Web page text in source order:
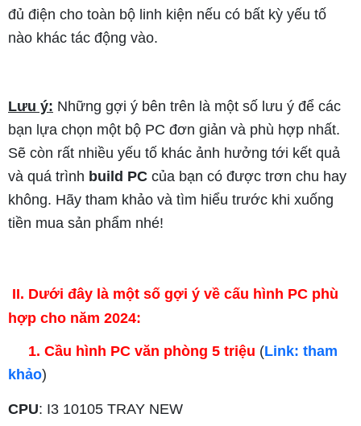
đủ điện cho toàn bộ linh kiện nếu có bất kỳ yếu tố
nào khác tác động vào.
Lưu ý: Những gợi ý bên trên là một số lưu ý để các
bạn lựa chọn một bộ PC đơn giản và phù hợp nhất.
Sẽ còn rất nhiều yếu tố khác ảnh hưởng tới kết quả
và quá trình build PC của bạn có được trơn chu hay
không. Hãy tham khảo và tìm hiểu trước khi xuống
tiền mua sản phẩm nhé!
II. Dưới đây là một số gợi ý về cấu hình PC phù
hợp cho năm 2024:
1. Cầu hình PC văn phòng 5 triệu (Link: tham
khảo)
CPU: I3 10105 TRAY NEW